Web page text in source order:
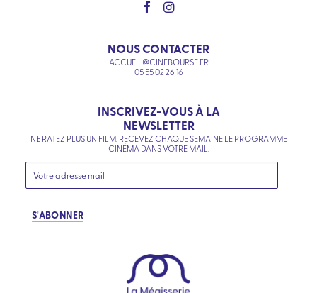
NOUS CONTACTER
ACCUEIL@CINEBOURSE.FR
05 55 02 26 16
INSCRIVEZ-VOUS À LA
NEWSLETTER
NE RATEZ PLUS UN FILM. RECEVEZ CHAQUE SEMAINE LE PROGRAMME
CINÉMA DANS VOTRE MAIL.
S'ABONNER